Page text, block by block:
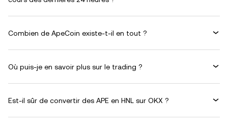
Combien de ApeCoin existe-t-il en tout ?
Où puis-je en savoir plus sur le trading ?
Est-il sûr de convertir des APE en HNL sur OKX ?